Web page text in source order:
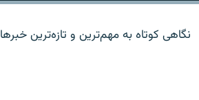
نگاهی کوتاه به مهم‌ترين و تازه‌ترين خبرها